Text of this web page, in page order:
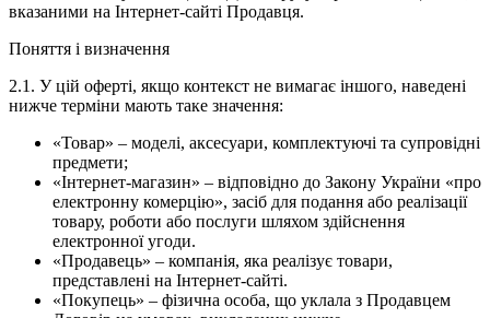
вказаними на Інтернет-сайті Продавця.
Поняття і визначення
2.1. У цій оферті, якщо контекст не вимагає іншого, наведені
нижче терміни мають таке значення:
«Товар» – моделі, аксесуари, комплектуючі та супровідні
предмети;
«Інтернет-магазин» – відповідно до Закону України «про
електронну комерцію», засіб для подання або реалізації
товару, роботи або послуги шляхом здійснення
електронної угоди.
«Продавець» – компанія, яка реалізує товари,
представлені на Інтернет-сайті.
«Покупець» – фізична особа, що уклала з Продавцем